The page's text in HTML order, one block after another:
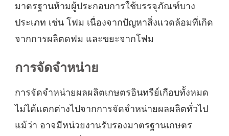
มาตรฐานห้ามผู้ประกอบการใช้บรรจุภัณฑ์บาง
ประเภท เช่น โฟม เนื่องจากปัญหาสิ่งแวดล้อมที่เกิด
จากการผลิตดฟม และขยะจากโฟม
การจัดจำหน่าย
การจัดจำหน่ายผลผลิตเกษตรอินทรีย์เกือบทั้งหมด
ไม่ได้แตกต่างไปจากการจัดจำหน่ายผลผลิตทั่วไป
แม้ว่า อาจมีหน่วยงานรับรองมาตรฐานเกษตร